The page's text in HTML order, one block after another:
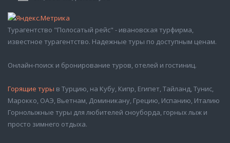
Турагентство "Полосатый рейс" - ивановская турфирма,
известное турагентство. Надежные туры по доступным ценам.
Онлайн-поиск и бронирование туров, отелей и гостиниц.
Горящие туры в Турцию, на Кубу, Кипр, Египет, Тайланд, Тунис,
Марокко, ОАЭ, Вьетнам, Доминикану, Грецию, Испанию, Италию
Горнолыжные туры для любителей сноуборда, горных лыж и
просто зимнего отдыха.